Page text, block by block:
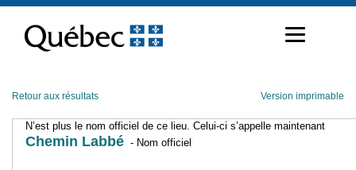
contenu
Retour aux résultats Version imprimable
N’est plus le nom officiel de ce lieu. Celui-ci s’appelle maintenant
Chemin Labbé - Nom officiel